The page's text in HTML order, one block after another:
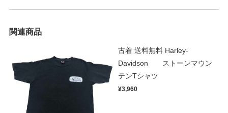
関連商品
古着 送料無料 Harley-
Davidson ストーンマウン
テンTシャツ
¥3,960